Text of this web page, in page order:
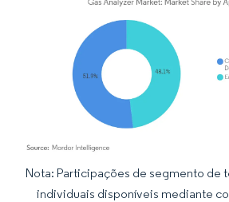
Imagem © Mordor Intelligence. O reuso requer
Nota: Participações de segmento de
individuais disponíveis mediante